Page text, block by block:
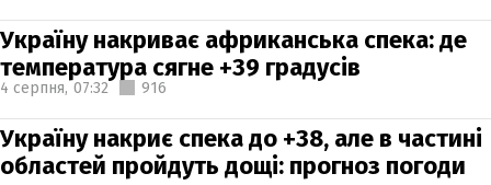
Україну накриває африканська спека: де
температура сягне +39 градусів
4 серпня, 07:32 916
Україну накриє спека до +38, але в частині
областей пройдуть дощі: прогноз погоди